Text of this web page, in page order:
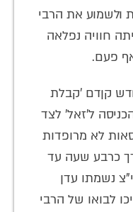
ולשמוע את הרבי
חוויה נפלאה
פעם.
קןדם 'קבלת
ל'זאל' לצד
לא מרופדות
כרבע שעה עד
נשמתו עדן
לבואו של הרבי